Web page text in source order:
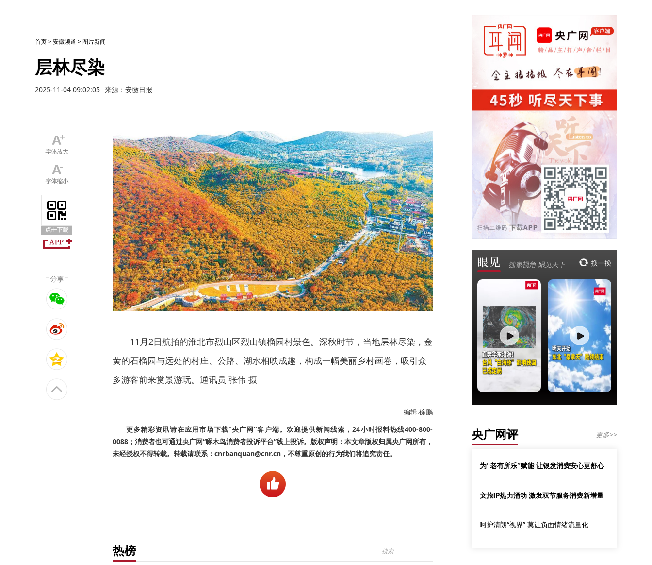
首页>安徽频道 > 图片新闻
层林尽染
2025-11-04 09:02:05 来源：安徽日报
11月2日航拍的淮北市烈山区烈山镇榴园村景色。深秋时节，当地层林尽染，金
黄的石榴园与远处的村庄、公路、湖水相映成趣，构成一幅美丽乡村画卷，吸引众
多游客前来赏景游玩。通讯员 张伟 摄
编辑:徐鹏
更多精彩资讯请在应用市场下载“央广网”客户端。欢迎提供新闻线索，24小时报料热线400-800-
0088；消费者也可通过央广网“啄木鸟消费者投诉平台”线上投诉。版权声明：本文章版权归属央广网所有，
未经授权不得转载。转载请联系：cnrbanquan@cnr.cn，不尊重原创的行为我们将追究责任。
热榜
央广网评 更多>>
为“老有所乐”赋能 让银发消费安心更舒心
文旅IP热力涌动 激发双节服务消费新增量
呵护清朗“视界” 莫让负面情绪流量化